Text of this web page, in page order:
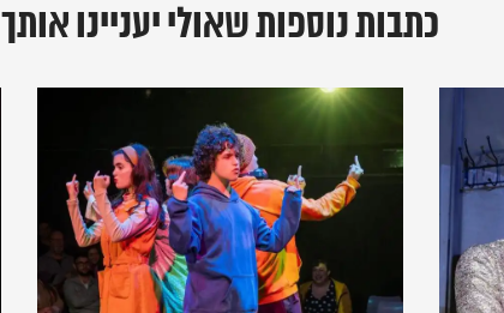
כתבות נוספות שאולי יעניינו אותך